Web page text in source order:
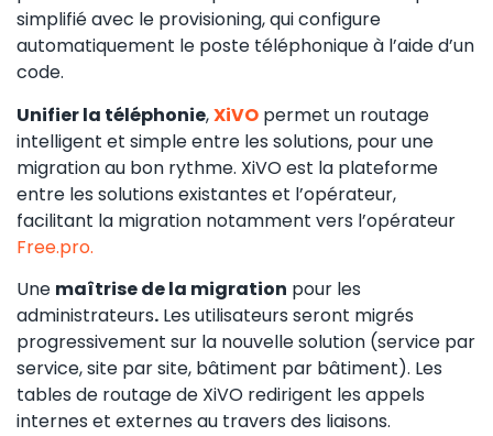
simplifié avec le provisioning, qui configure
automatiquement le poste téléphonique à l’aide d’un
code.
Unifier la téléphonie,XiVO permet un routage
intelligent et simple entre les solutions, pour une
migration au bon rythme. XiVO est la plateforme
entre les solutions existantes et l’opérateur,
facilitant la migration notamment vers l’opérateur
Free.pro.
Une maîtrise de la migration pour les
administrateurs. Les utilisateurs seront migrés
progressivement sur la nouvelle solution (service par
service, site par site, bâtiment par bâtiment). Les
tables de routage de XiVO redirigent les appels
internes et externes au travers des liaisons.